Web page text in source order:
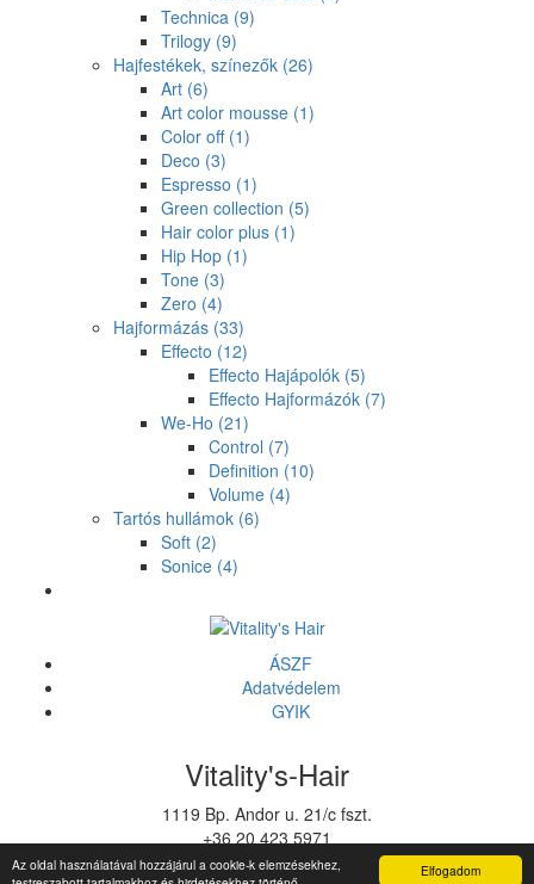
Elfogadom
Az oldal használatával hozzájárul a cookie-k elemzésekhez,
Technica (9)
Trilogy (9)
Hajfestékek, színezők (26)
Art (6)
Art color mousse (1)
Color off (1)
Deco (3)
Espresso (1)
Green collection (5)
Hair color plus (1)
Hip Hop (1)
Tone (3)
Zero (4)
Hajformázás (33)
Effecto (12)
Effecto Hajápolók (5)
Effecto Hajformázók (7)
We-Ho (21)
Control (7)
Definition (10)
Volume (4)
Tartós hullámok (6)
Soft (2)
Sonice (4)
ÁSZF
Adatvédelem
GYIK
Vitality's-Hair
1119 Bp. Andor u. 21/c fszt.
+36 20 423 5971
vitalitys@vitalitys.hu